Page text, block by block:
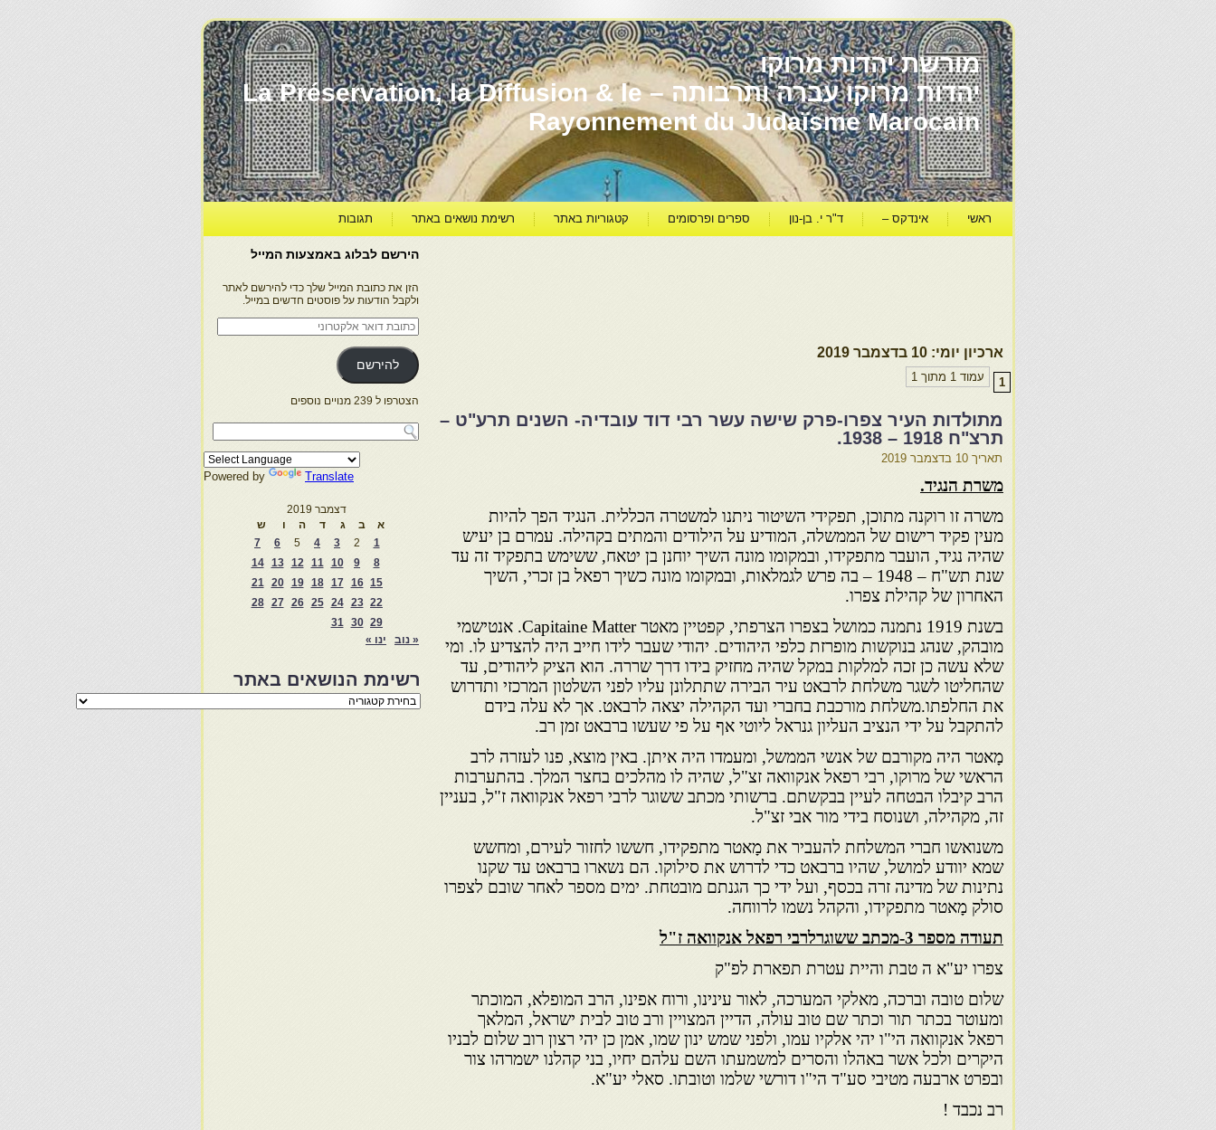
מורשת יהדות מרוקו
יהדות מרוקו עברה ותרבותה – La Préservation, la Diffusion & le
Rayonnement du Judaïsme Marocain
ראשי אינדקס – ד"ר י. בן-נון ספרים ופרסומים קטגוריות באתר רשימת נושאים באתר תגובות
ארכיון יומי: 10 בדצמבר 2019
עמוד 1 מתוך 1 1
מתולדות העיר צפרו-פרק שישה עשר רבי דוד עובדיה- השנים תרע"ט –
תרצ"ח 1918 – 1938.
תאריך 10 בדצמבר 2019
משרת הנגיד.
משרה זו רוקנה מתוכן, תפקידי השיטור ניתנו למשטרה הכללית. הנגיד הפך להיות
מעין פקיד רישום של הממשלה, המודיע על הילודים והמתים בקהילה. עמרם בן יעיש
שהיה נגיד, הועבר מתפקידו, ובמקומו מונה השיך יוחנן בן יטאח, ששימש בתפקיד זה עד
שנת תש"ח – 1948 – בה פרש לגמלאות, ובמקומו מונה כשיך רפאל בן זכרי, השיך
האחרון של קהילת צפרו.
בשנת 1919 נתמנה כמושל בצפרו הצרפתי, קפטיין מאטר Capitaine Matter. אנטישמי
מובהק, שנהג בנוקשות מופרזת כלפי היהודים. יהודי שעבר לידו חייב היה להצדיע לו. ומי
שלא עשה כן זכה למלקות במקל שהיה מחזיק בידו דרך שררה. הוא הציק ליהודים, עד
שהחליטו לשגר משלחת לרבאט עיר הבירה שתתלונן עליו לפני השלטון המרכזי ותדרוש
את החלפתו.משלחת מורכבת בחברי ועד הקהילה יצאה לרבאט. אך לא עלה בידם
להתקבל על ידי הנציב העליון גנראל ליוטי אף על פי שעשו ברבאט זמן רב.
מָאטר היה מקורבם של אנשי הממשל, ומעמדו היה איתן. באין מוצא, פנו לעזרה לרב
הראשי של מרוקו, רבי רפאל אנקוואה זצ"ל, שהיה לו מהלכים בחצר המלך. בהתערבות
הרב קיבלו הבטחה לעיין בבקשתם. ברשותי מכתב ששוגר לרבי רפאל אנקוואה ז"ל, בעניין
זה, מקהילה, ושנוסח בידי מור אבי זצ"ל.
משנואשו חברי המשלחת להעביר את מָאטר מתפקידו, חששו לחזור לעירם, ומחשש
שמא יוודע למושל, שהיו ברבאט כדי לדרוש את סילוקו. הם נשארו ברבאט עד שקנו
נתינות של מדינה זרה בכסף, ועל ידי כך הגנתם מובטחת. ימים מספר לאחר שובם לצפרו
סולק מָאטר מתפקידו, והקהל נשמו לרווחה.
תעודה מספר 3-מכתב ששוגרלרבי רפאל אנקוואה ז"ל
צפרו יע"א ה טבת והיית עטרת תפארת לפ"ק
שלום טובה וברכה, מאלקי המערכה, לאור עינינו, ורוח אפינו, הרב המופלא, המוכתר
ומעוטר בכתר תור וכתר שם טוב עולה, הדיין המצויין ורב טוב לבית ישראל, המלאך
רפאל אנקוואה הי"ו יהי אלקיו עמו, ולפני שמש ינון שמו, אמן כן יהי רצון רוב שלום לבניו
היקרים ולכל אשר באהלו והסרים למשמעתו השם עלהם יחיו, בני קהלנו ישמרהו צור
ובפרט ארבעה מטיבי סע"ד הי"ו דורשי שלמו וטובתו. סאלי יע"א.
רב נכבד !
הירשם לבלוג באמצעות המייל
הזן את כתובת המייל שלך כדי להירשם לאתר
ולקבל הודעות על פוסטים חדשים במייל.
כתובת
דואר
אלקטרוני
להירשם
הצטרפו ל 239 מנויים נוספים
Powered by Translate
דצמבר 2019
א
ב ג ד ה ו
ש
1
2
3
4
5
6
7
8
9
10
11
12
13
14
15
16
17
18
19
20
21
22
23
24
25
26
27
28
29
30
31
« נוב
ינו »
רשימת הנושאים באתר
רשימת
הנושאים